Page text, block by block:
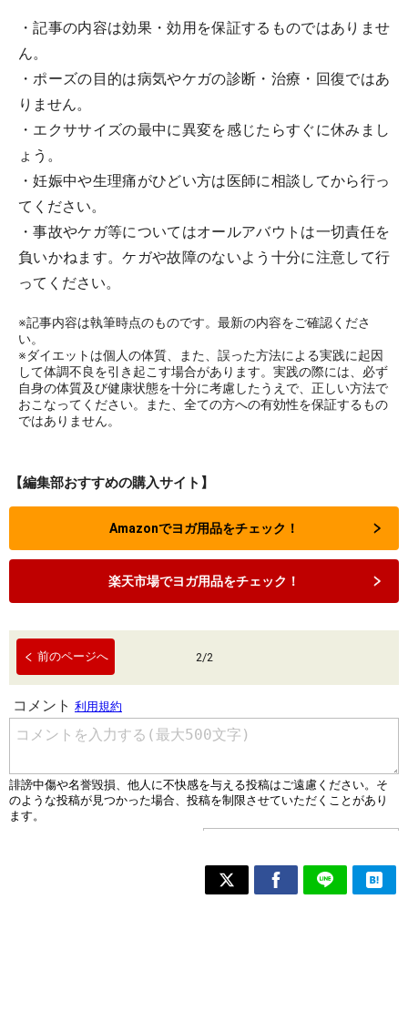
・記事の内容は効果・効用を保証するものではありませ
ん。
・ポーズの目的は病気やケガの診断・治療・回復ではあ
りません。
・エクササイズの最中に異変を感じたらすぐに休みまし
ょう。
・妊娠中や生理痛がひどい方は医師に相談してから行っ
てください。
・事故やケガ等についてはオールアバウトは一切責任を
負いかねます。ケガや故障のないよう十分に注意して行
ってください。
※記事内容は執筆時点のものです。最新の内容をご確認くださ
い。
※ダイエットは個人の体質、また、誤った方法による実践に起因
して体調不良を引き起こす場合があります。実践の際には、必ず
自身の体質及び健康状態を十分に考慮したうえで、正しい方法で
おこなってください。また、全ての方への有効性を保証するもの
ではありません。
【編集部おすすめの購入サイト】
Amazonでヨガ用品をチェック！
楽天市場でヨガ用品をチェック！
前のページへ 2/2